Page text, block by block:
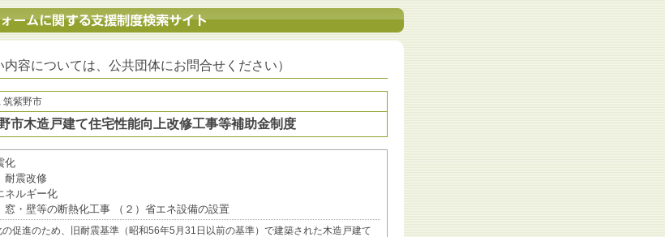
容については、公共団体にお問合せください）
筑紫野市
市木造戸建て住宅性能向上改修工事等補助金制度
化
耐震改修
ルギー化
窓・壁等の断熱化工事 （２）省エネ設備の設置
の促進のため、旧耐震基準（昭和56年5月31日以前の基準）で建築された木造戸建て